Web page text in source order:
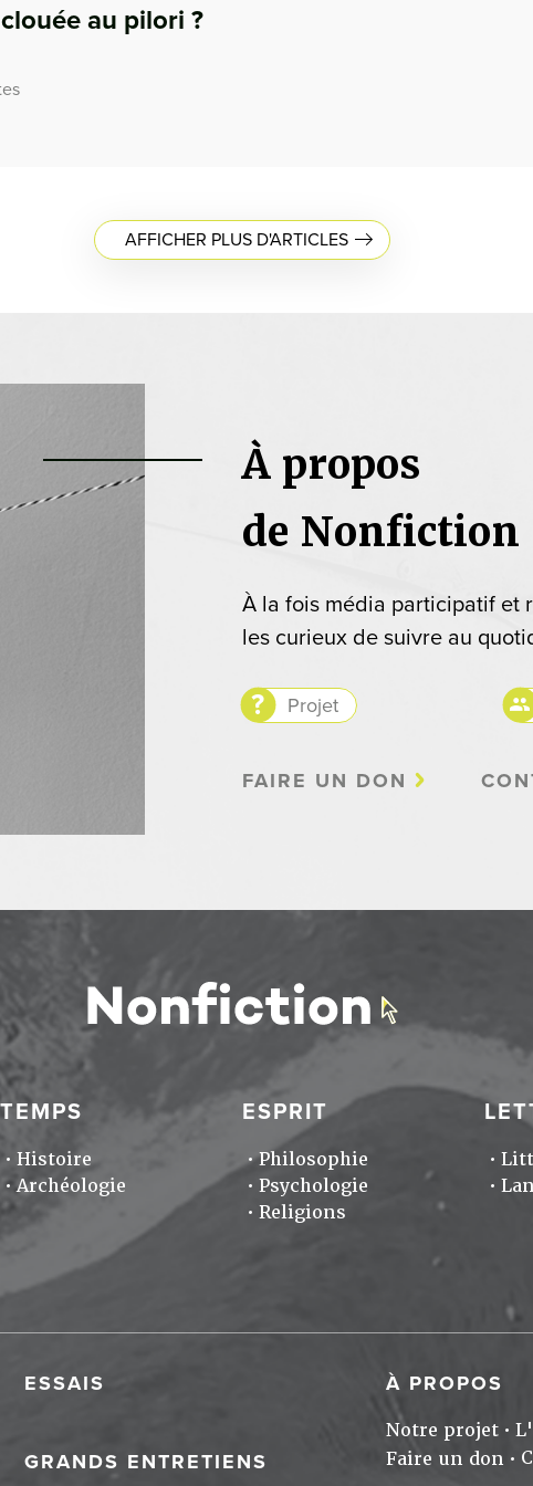
au pilori ?
AFFICHER PLUS D'ARTICLES
À propos
de Nonfiction
À la fois média participatif et
les curieux de suivre au
Projet
FAIRE UN DON
TEMPS
Histoire
Archéologie
ESPRIT
Philosophie
Psychologie
Religions
ESSAIS
GRANDS ENTRETIENS
À PROPOS
Notre projet
Faire un don